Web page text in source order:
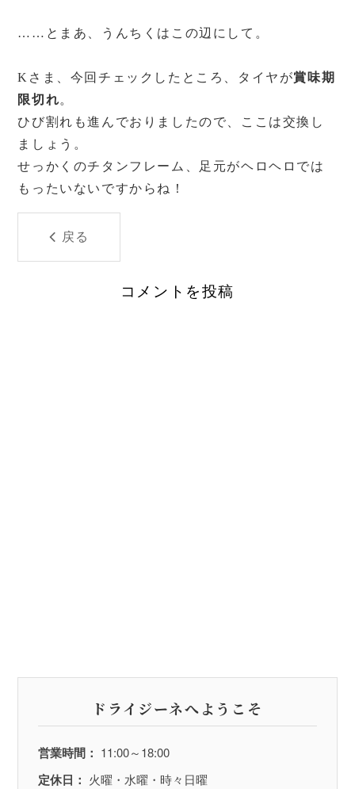
……とまあ、うんちくはこの辺にして。
Kさま、今回チェックしたところ、タイヤが賞味期
限切れ。
ひび割れも進んでおりましたので、ここは交換し
ましょう。
せっかくのチタンフレーム、足元がヘロヘロでは
もったいないですからね！
戻る
コメントを投稿
ドライジーネへようこそ
営業時間： 11:00～18:00
定休日： 火曜・水曜・時々日曜